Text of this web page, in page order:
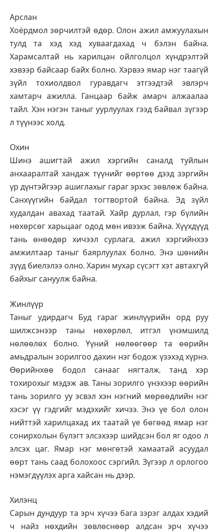
Арслан
Хоёрдмол зөрчилтэй өдөр. Олон ажил амжуулахын
тулд та хэд хэд хуваагдахад ч бэлэн байна.
Харамсалтай нь харилцан ойлголцол хүндрэлтэй
хэвээр байсаар байх болно. Хэрвээ ямар нэг таагүй
зүйл тохиолдвол гуравдагч этгээдтэй эвлэрч
хамтарч ажилла. Ганцаар байж амарч алжаалаа
тайл. Хэн нэгэн таныг уурлуулах гээд байвал зүгээр
л түүнээс холд.
Охин
Шинэ ашигтай ажил хэргийн саналд туйлын
анхааралтай хандаж түүнийг өөртөө дээд зэргийн
үр дүнтэйгээр ашиглахыг гараг эрхэс зөвлөж байна.
Санхүүгийн байдал тогтвортой байна. Эд зүйл
худалдан авахад таатай. Хайр дурлал, гэр бүлийн
нөхөрсөг харьцааг одод мөн ивээж байна. Хүүхдүүд
тань өнөөдөр хичээл сурлага, ажил хэргийнхээ
амжилтаар таныг баярлуулах болно. Энэ шөнийн
зүүд биелэлээ олно. Харин мухар сүсэгт хэт автахгүй
байхыг сануулж байна.
Жинлүүр
Таныг удирдагч Буд гараг жинлүүрийн орд руу
шилжсэнээр таны нөхөрлөл, итгэл үнэмшилд
нөлөөлөх болно. Үүний нөлөөгөөр та өөрийн
амьдралын зорилгоо дахин нэг бодож үзэхэд хүрнэ.
Өөрийнхөө бодол санааг нягталж, танд хэр
тохирохыг мэдэж ав. Таны зорилго үнэхээр өөрийн
тань зорилго уу эсвэл хэн нэгний мөрөөдлийн нэг
хэсэг үү гэдгийг мэдэхийг хичээ. Энэ үе бол олон
нийттэй харилцахад их таатай үе бөгөөд ямар нэг
сонирхолын бүлэгт элсэхээр шийдсэн бол яг одоо л
элсэх цаг. Ямар нэг мөнгөтэй хамаатай асуудал
өөрт тань саад болохоос сэргийл. Зүгээр л орлогоо
нэмэгдүүлэх арга хайсан нь дээр.
Хилэнц
Сарын дундуур та эрч хүчээ бага зэрэг алдах хэдий
ч найз нөхдийн зөвлөснөөр алдсан эрч хүчээ